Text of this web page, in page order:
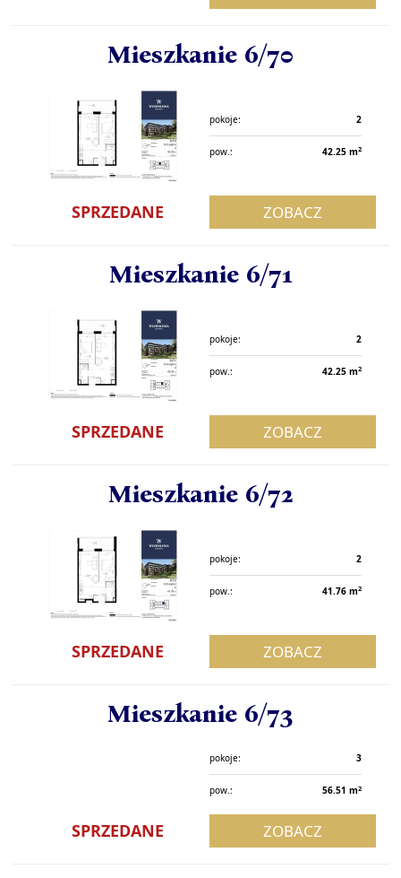
Mieszkanie 6/70
pokoje: 2
pow.: 42.25 m2
SPRZEDANE ZOBACZ
Mieszkanie 6/71
pokoje: 2
pow.: 42.25 m2
SPRZEDANE ZOBACZ
Mieszkanie 6/72
pokoje: 2
pow.: 41.76 m2
SPRZEDANE ZOBACZ
Mieszkanie 6/73
pokoje: 3
pow.: 56.51 m2
SPRZEDANE ZOBACZ